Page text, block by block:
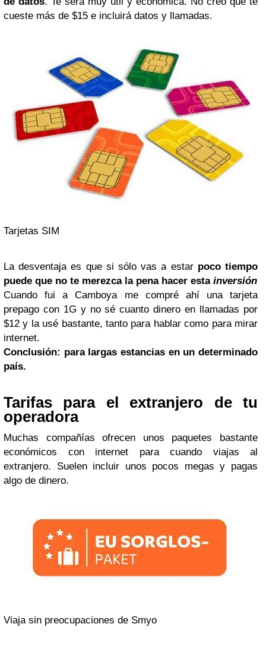
cueste más de $15 e incluirá datos y llamadas.
Tarjetas SIM
La desventaja es que si sólo vas a estar poco tiempo
puede que no te merezca la pena hacer esta inversión
Cuando fui a Camboya me compré ahí una tarjeta
prepago con 1G y no sé cuanto dinero en llamadas por
$12 y la usé bastante, tanto para hablar como para mirar
internet.
Conclusión: para largas estancias en un determinado
país.
Tarifas para el extranjero de tu
operadora
Muchas compañías ofrecen unos paquetes bastante
económicos con internet para cuando viajas al
extranjero. Suelen incluir unos pocos megas y pagas
algo de dinero.
Viaja sin preocupaciones de Smyo